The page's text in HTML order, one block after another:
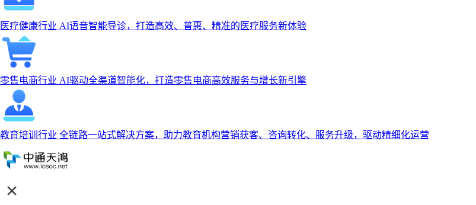
医疗健康行业 AI语音智能导诊，打造高效、普惠、精准的医疗服务新体验
零售电商行业 AI驱动全渠道智能化，打造零售电商高效服务与增长新引擎
教育培训行业 全链路一站式解决方案，助力教育机构营销获客、咨询转化、服务升级，驱动精细化运营